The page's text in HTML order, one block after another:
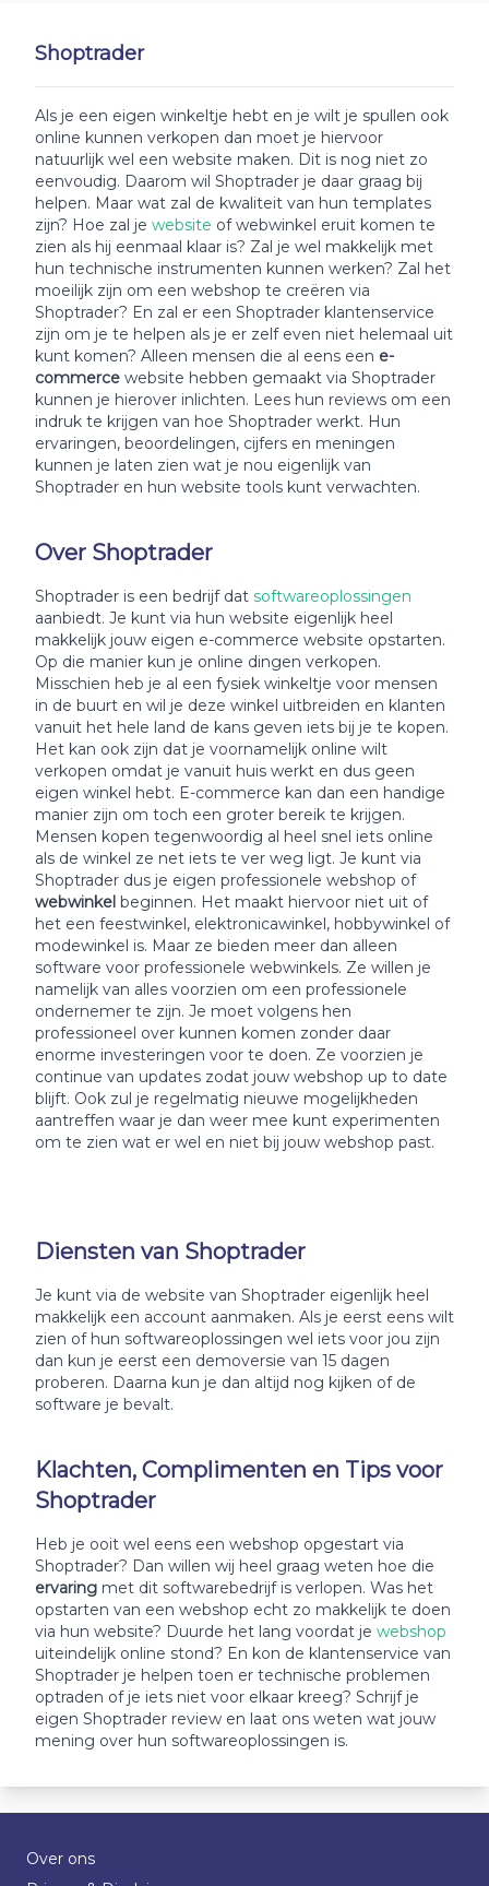
Shoptrader
Als je een eigen winkeltje hebt en je wilt je spullen ook
online kunnen verkopen dan moet je hiervoor
natuurlijk wel een website maken. Dit is nog niet zo
eenvoudig. Daarom wil Shoptrader je daar graag bij
helpen. Maar wat zal de kwaliteit van hun templates
zijn? Hoe zal je website of webwinkel eruit komen te
zien als hij eenmaal klaar is? Zal je wel makkelijk met
hun technische instrumenten kunnen werken? Zal het
moeilijk zijn om een webshop te creëren via
Shoptrader? En zal er een Shoptrader klantenservice
zijn om je te helpen als je er zelf even niet helemaal uit
kunt komen? Alleen mensen die al eens een e-
commerce website hebben gemaakt via Shoptrader
kunnen je hierover inlichten. Lees hun reviews om een
indruk te krijgen van hoe Shoptrader werkt. Hun
ervaringen, beoordelingen, cijfers en meningen
kunnen je laten zien wat je nou eigenlijk van
Shoptrader en hun website tools kunt verwachten.
Over Shoptrader
Shoptrader is een bedrijf dat softwareoplossingen
aanbiedt. Je kunt via hun website eigenlijk heel
makkelijk jouw eigen e-commerce website opstarten.
Op die manier kun je online dingen verkopen.
Misschien heb je al een fysiek winkeltje voor mensen
in de buurt en wil je deze winkel uitbreiden en klanten
vanuit het hele land de kans geven iets bij je te kopen.
Het kan ook zijn dat je voornamelijk online wilt
verkopen omdat je vanuit huis werkt en dus geen
eigen winkel hebt. E-commerce kan dan een handige
manier zijn om toch een groter bereik te krijgen.
Mensen kopen tegenwoordig al heel snel iets online
als de winkel ze net iets te ver weg ligt. Je kunt via
Shoptrader dus je eigen professionele webshop of
webwinkel beginnen. Het maakt hiervoor niet uit of
het een feestwinkel, elektronicawinkel, hobbywinkel of
modewinkel is. Maar ze bieden meer dan alleen
software voor professionele webwinkels. Ze willen je
namelijk van alles voorzien om een professionele
ondernemer te zijn. Je moet volgens hen
professioneel over kunnen komen zonder daar
enorme investeringen voor te doen. Ze voorzien je
continue van updates zodat jouw webshop up to date
blijft. Ook zul je regelmatig nieuwe mogelijkheden
aantreffen waar je dan weer mee kunt experimenten
om te zien wat er wel en niet bij jouw webshop past.
Diensten van Shoptrader
Je kunt via de website van Shoptrader eigenlijk heel
makkelijk een account aanmaken. Als je eerst eens wilt
zien of hun softwareoplossingen wel iets voor jou zijn
dan kun je eerst een demoversie van 15 dagen
proberen. Daarna kun je dan altijd nog kijken of de
software je bevalt.
Klachten, Complimenten en Tips voor
Shoptrader
Heb je ooit wel eens een webshop opgestart via
Shoptrader? Dan willen wij heel graag weten hoe die
ervaring met dit softwarebedrijf is verlopen. Was het
opstarten van een webshop echt zo makkelijk te doen
via hun website? Duurde het lang voordat je webshop
uiteindelijk online stond? En kon de klantenservice van
Shoptrader je helpen toen er technische problemen
optraden of je iets niet voor elkaar kreeg? Schrijf je
eigen Shoptrader review en laat ons weten wat jouw
mening over hun softwareoplossingen is.
Over ons